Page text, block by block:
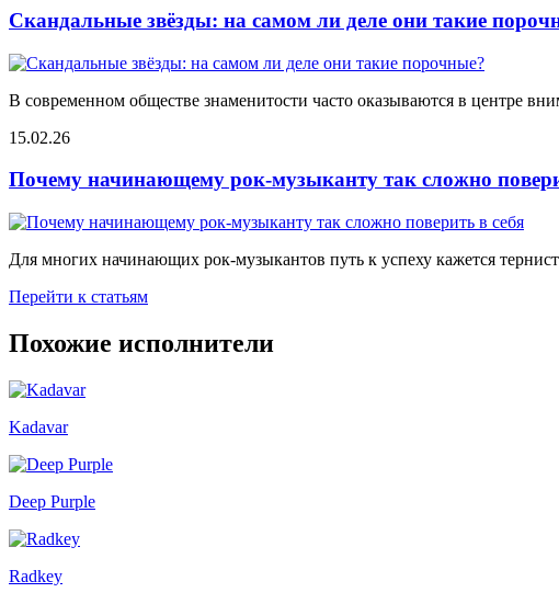
Скандальные звёзды: на самом ли деле они такие
В современном обществе знаменитости часто оказываются в центре
15.02.26
Почему начинающему рок-музыканту так сложно
Для многих начинающих рок-музыкантов путь к успеху кажется
Перейти к статьям
Похожие исполнители
Kadavar
Deep Purple
Radkey